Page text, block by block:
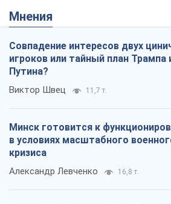
Мнения
Совпадение интересов двух
игроков или тайный план Трампа
Путина?
Виктор Швец 11,7 т.
Минск готовится к
в условиях масштабного
кризиса
Александр Левченко 16,8 т.